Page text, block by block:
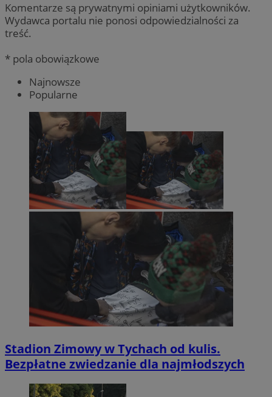
Komentarze są prywatnymi opiniami użytkowników.
Wydawca portalu nie ponosi odpowiedzialności za
treść.
* pola obowiązkowe
Najnowsze
Popularne
Stadion Zimowy w Tychach od kulis.
Bezpłatne zwiedzanie dla najmłodszych